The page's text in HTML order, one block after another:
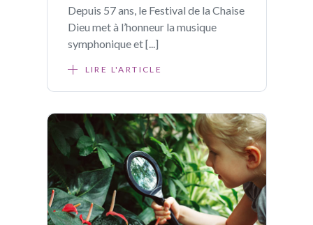
Depuis 57 ans, le Festival de la Chaise
Dieu met à l’honneur la musique
symphonique et [...]
LIRE L'ARTICLE